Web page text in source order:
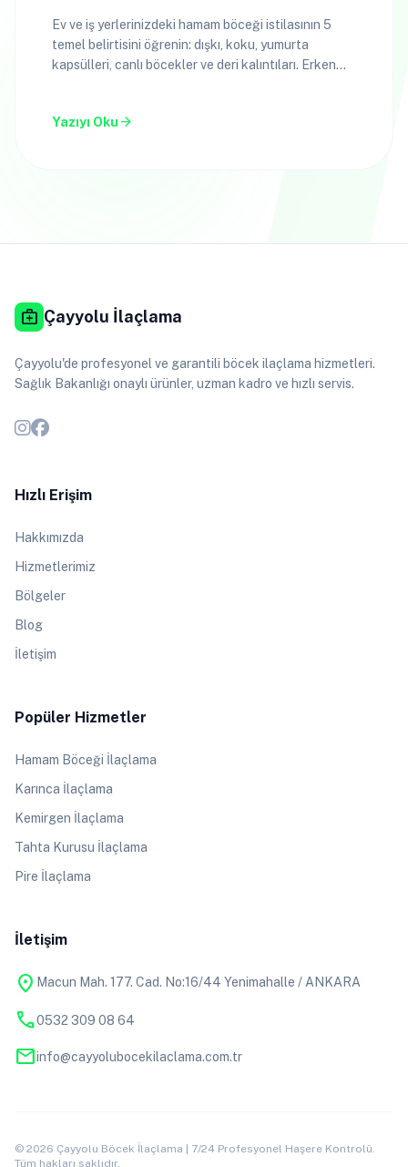
Ev ve iş yerlerinizdeki hamam böceği istilasının 5
temel belirtisini öğrenin: dışkı, koku, yumurta
kapsülleri, canlı böcekler ve deri kalıntıları. Erken
Yazıyı Oku arrow_forward
medical_services Çayyolu İlaçlama
Çayyolu'de profesyonel ve garantili böcek ilaçlama hizmetleri.
Sağlık Bakanlığı onaylı ürünler, uzman kadro ve hızlı servis.
Hızlı Erişim
Hakkımızda
Hizmetlerimiz
Bölgeler
Blog
İletişim
Popüler Hizmetler
Hamam Böceği İlaçlama
Karınca İlaçlama
Kemirgen İlaçlama
Tahta Kurusu İlaçlama
Pire İlaçlama
İletişim
location_on Macun Mah. 177. Cad. No:16/44 Yenimahalle / ANKARA
phone0532 309 08 64
mailinfo@cayyolubocekilaclama.com.tr
© 2026 Çayyolu Böcek İlaçlama | 7/24 Profesyonel Haşere Kontrolü.
Tüm hakları saklıdır.